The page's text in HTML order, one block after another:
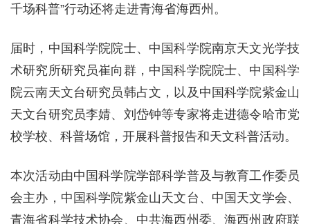
千场科普”行动还将走进青海省海西州。
届时，中国科学院院士、中国科学院南京天文光学技
术研究所研究员崔向群，中国科学院院士、中国科学
院云南天文台研究员韩占文，以及中国科学院紫金山
天文台研究员李婧、刘岱钟等专家将走进德令哈市党
校学校、科普场馆，开展科普报告和天文科普活动。
本次活动由中国科学院学部科学普及与教育工作委员
会主办，中国科学院紫金山天文台、中国天文学会、
青海省科学技术协会、中共海西州委、海西州政府联